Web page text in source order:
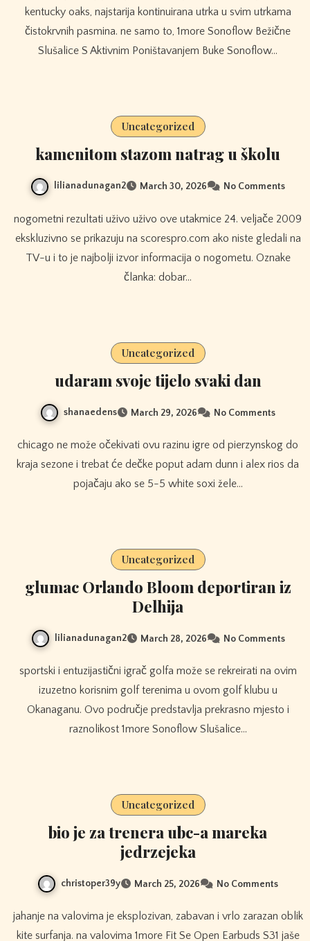
kentucky oaks, najstarija kontinuirana utrka u svim utrkama
čistokrvnih pasmina. ne samo to, 1more Sonoflow Bežične
Slušalice S Aktivnim Poništavanjem Buke Sonoflow…
Uncategorized
kamenitom stazom natrag u školu
lilianadunagan2 March 30, 2026 No Comments
nogometni rezultati uživo uživo ove utakmice 24. veljače 2009
ekskluzivno se prikazuju na scorespro.com ako niste gledali na
TV-u i to je najbolji izvor informacija o nogometu. Oznake
članka: dobar…
Uncategorized
udaram svoje tijelo svaki dan
shanaedens March 29, 2026 No Comments
chicago ne može očekivati ​​ovu razinu igre od pierzynskog do
kraja sezone i trebat će dečke poput adam dunn i alex rios da
pojačaju ako se 5-5 white soxi žele…
Uncategorized
glumac Orlando Bloom deportiran iz
Delhija
lilianadunagan2 March 28, 2026 No Comments
sportski i entuzijastični igrač golfa može se rekreirati na ovim
izuzetno korisnim golf terenima u ovom golf klubu u
Okanaganu. Ovo područje predstavlja prekrasno mjesto i
raznolikost 1more Sonoflow Slušalice…
Uncategorized
bio je za trenera ubc-a mareka
jedrzejeka
christoper39y March 25, 2026 No Comments
jahanje na valovima je eksplozivan, zabavan i vrlo zarazan oblik
kite surfanja. na valovima 1more Fit Se Open Earbuds S31 jaše